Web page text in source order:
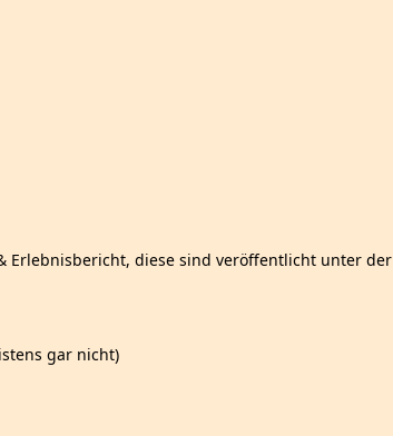
Erlebnisbericht, diese sind veröffentlicht unter der
gar nicht)